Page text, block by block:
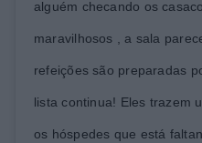
alguém checando os
maravilhosos , a sala
refeições são preparadas
lista continua! Eles trazem
os hóspedes que está